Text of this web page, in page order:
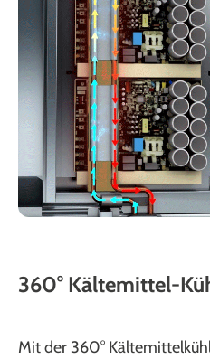
360° Kältemittel-
Mit der 360°